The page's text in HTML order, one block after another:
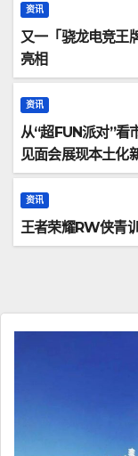
资讯
又一「骁龙电竞王
亮相
资讯
从“超FUN派对”
见面会展现本土化
资讯
王者荣耀RW侠青